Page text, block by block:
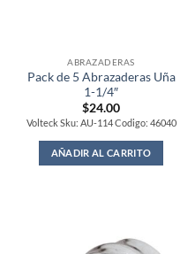
ABRAZADERAS
Pack de 5 Abrazaderas Uña
1-1/4″
$24.00
Volteck Sku: AU-114 Codigo: 46040
AÑADIR AL CARRITO